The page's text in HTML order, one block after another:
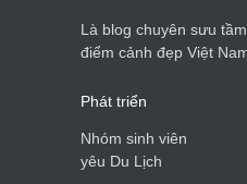
Là blog chuyên sưu
điểm cảnh đẹp Việt
Phát triển
Nhóm sinh viên
yêu Du Lịch